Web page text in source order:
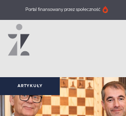
Portal finansowany przez społeczność
ARTYKUŁY